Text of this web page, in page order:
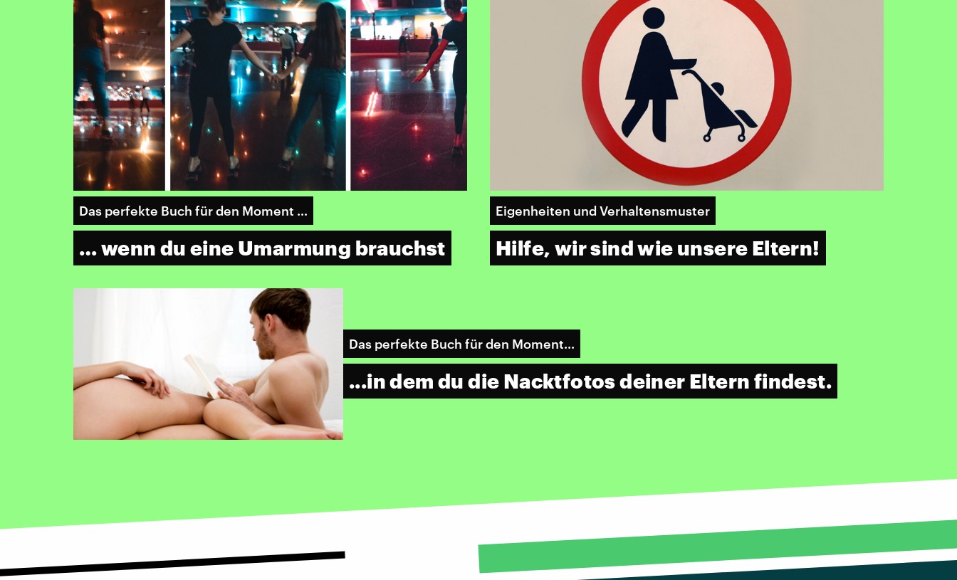
Das perfekte Buch für den Moment …
… wenn du eine Umarmung brauchst
Eigenheiten und Verhaltensmuster
Hilfe, wir sind wie unsere Eltern!
Das perfekte Buch für den Moment...
...in dem du die Nacktfotos deiner Eltern findest.